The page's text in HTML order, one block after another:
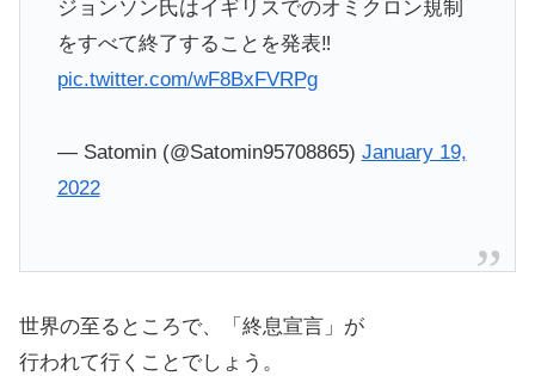
ジョンソン氏はイギリスでのオミクロン規制
をすべて終了することを発表‼️
pic.twitter.com/wF8BxFVRPg
— Satomin (@Satomin95708865) January 19,
2022
世界の至るところで、「終息宣言」が
行われて行くことでしょう。